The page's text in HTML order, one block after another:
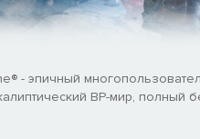
- эпичный
ВР-мир,